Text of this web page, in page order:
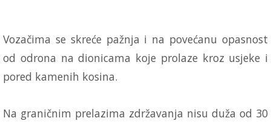
Vozačima se skreće pažnja i na povećanu opasnost
od odrona na dionicama koje prolaze kroz usjeke i
pored kamenih kosina.
Na graničnim prelazima zdržavanja nisu duža od 30